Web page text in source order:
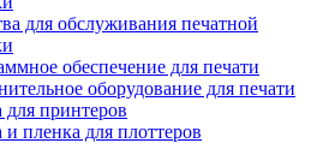
для обслуживания печатной
обеспечение для печати
оборудование для печати
для принтеров
и пленка для плоттеров